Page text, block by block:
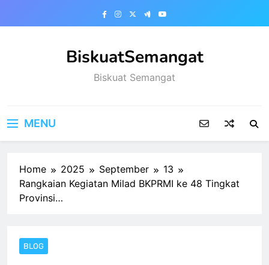
BiskuatSemangat
Biskuat Semangat
MENU
Home 2025 September
13
Rangkaian Kegiatan Milad BKPRMI ke 48 Tingkat
Provinsi…
BLOG